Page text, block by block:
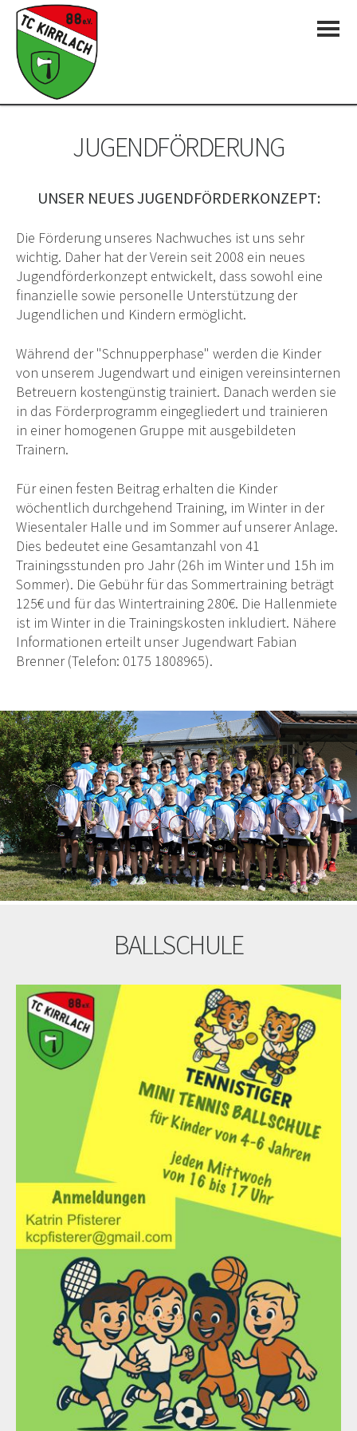
JUGENDFÖRDERUNG
UNSER NEUES JUGENDFÖRDERKONZEPT:
Die Förderung unseres Nachwuches ist uns sehr
wichtig. Daher hat der Verein seit 2008 ein neues
Jugendförderkonzept entwickelt, dass sowohl eine
finanzielle sowie personelle Unterstützung der
Jugendlichen und Kindern ermöglicht.
Während der "Schnupperphase" werden die Kinder
von unserem Jugendwart und einigen vereinsinternen
Betreuern kostengünstig trainiert. Danach werden sie
in das Förderprogramm eingegliedert und trainieren
in einer homogenen Gruppe mit ausgebildeten
Trainern.
Für einen festen Beitrag erhalten die Kinder
wöchentlich durchgehend Training, im Winter in der
Wiesentaler Halle und im Sommer auf unserer Anlage.
Dies bedeutet eine Gesamtanzahl von 41
Trainingsstunden pro Jahr (26h im Winter und 15h im
Sommer). Die Gebühr für das Sommertraining beträgt
125€ und für das Wintertraining 280€. Die Hallenmiete
ist im Winter in die Trainingskosten inkludiert. Nähere
Informationen erteilt unser Jugendwart Fabian
Brenner (Telefon: 0175 1808965).
BALLSCHULE